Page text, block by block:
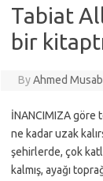
Tabiat
bir
ByAhmed
İNANCIMIZA göre
ne kadar uzak
şehirlerde, çok
kalmış, ayağı